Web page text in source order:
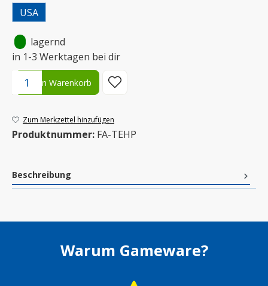
USA
lagernd
in 1-3 Werktagen bei dir
Produkt Anzahl: Gib den gewünschten Wert ein oder benutze
In den Warenkorb
Zum Merkzettel hinzufügen
Produktnummer: FA-TEHP
Beschreibung
Warum Gameware?